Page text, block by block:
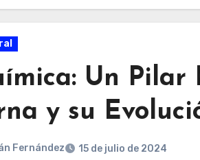
Un Pilar
y su
Fernández 15 de julio de 2024